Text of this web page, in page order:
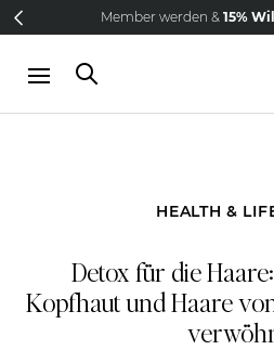
Direkt zum Inhalt NEW IN:
Member werden & 15%
HEALTH &
Detox für die
Kopfhaut und Haare